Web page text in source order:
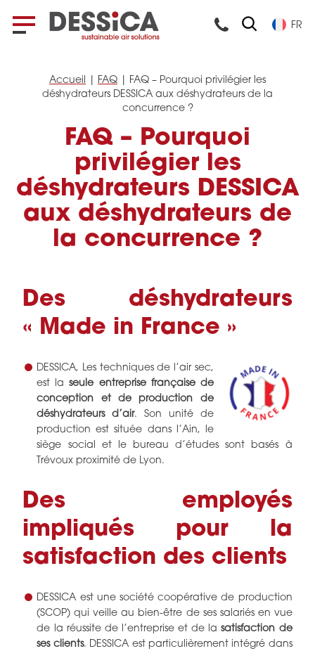
FR
Accueil FAQ
FAQ – Pourquoi privilégier les
déshydrateurs DESSICA aux déshydrateurs de la
concurrence ?
FAQ – Pourquoi
privilégier les
déshydrateurs DESSICA
aux déshydrateurs de
la concurrence ?
Des déshydrateurs
« Made in France »
DESSICA, Les techniques de l’air sec,
est laseule entreprise française de
conception et de production de
déshydrateurs d’air. Son unité de
production est située dans l’Ain, le
siège social et le bureau d’études sont basés à
Trévoux proximité de Lyon.
Des employés
impliqués pour la
satisfaction des clients
DESSICA est une société coopérative de production
(SCOP) qui veille au bien-être de ses salariés en vue
de la réussite de l’entreprise et de lasatisfaction de
ses clients. DESSICA est particulièrement intégré dans